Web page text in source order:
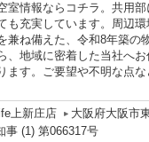
室情報ならコチラ。共用
も充実しています。周辺
兼ね備えた、令和8年築の
、地域に密着した当社へ
ます。ご要望や不明な点
上新庄店
大阪府大阪市
事 (1) 第066317号